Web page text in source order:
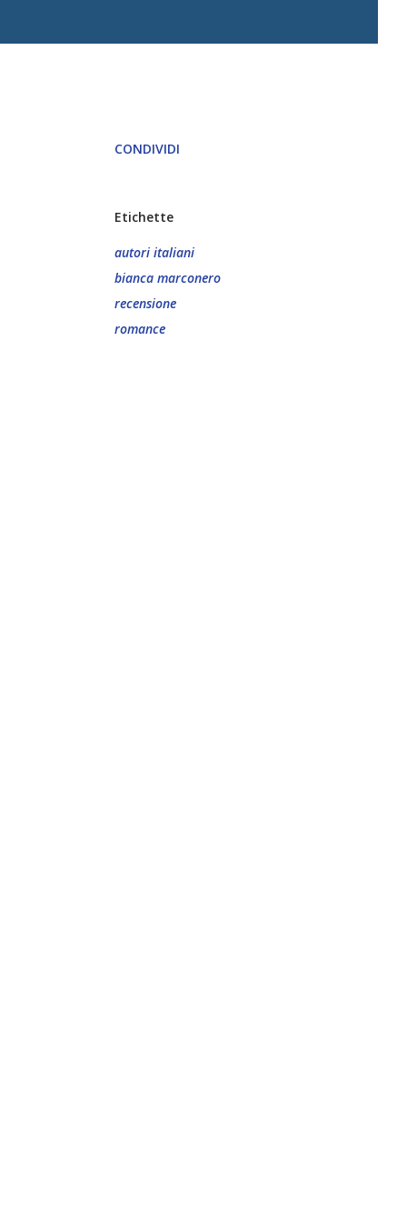
CONDIVIDI
Etichette
autori italiani
bianca marconero
recensione
romance